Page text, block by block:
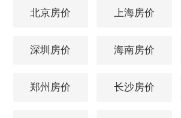
北京房价 上海房价
深圳房价 海南房价
郑州房价 长沙房价